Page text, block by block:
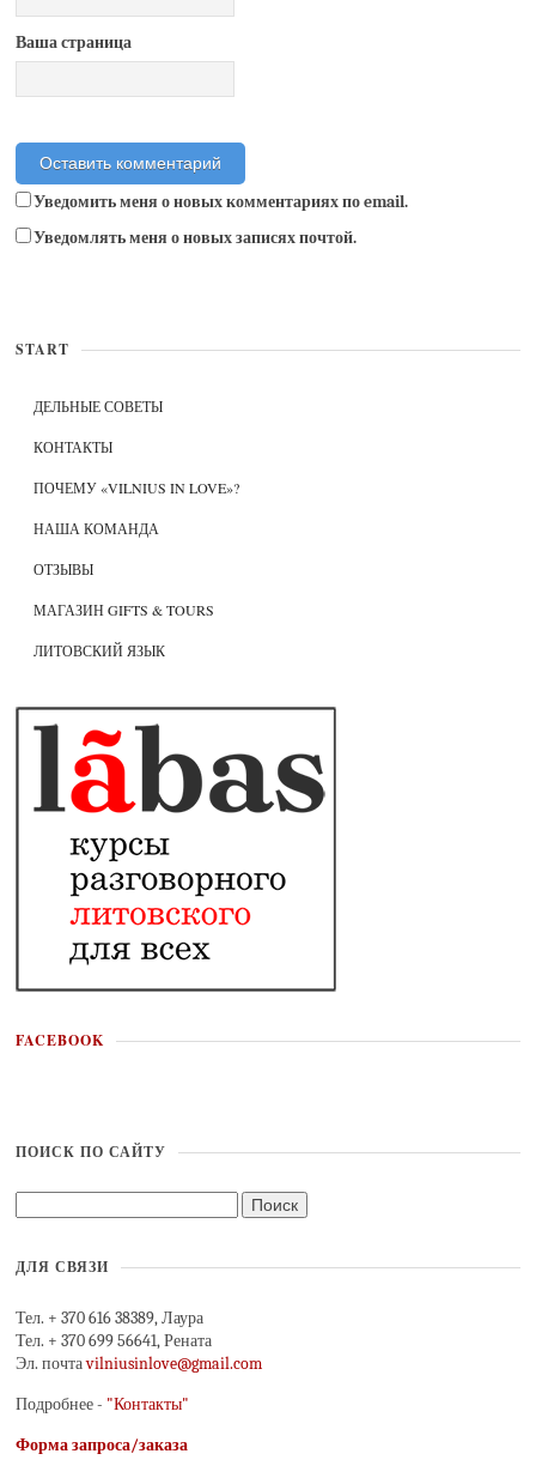
Ваша страница
Уведомить меня о новых комментариях по email.
Уведомлять меня о новых записях почтой.
START
ДЕЛЬНЫЕ СОВЕТЫ
КОНТАКТЫ
ПОЧЕМУ «VILNIUS IN LOVE»?
НАША КОМАНДА
ОТЗЫВЫ
МАГАЗИН GIFTS & TOURS
ЛИТОВСКИЙ ЯЗЫК
FACEBOOK
ПОИСК ПО САЙТУ
ДЛЯ СВЯЗИ
Тел. + 370 616 38389, Лаура
Тел. + 370 699 56641, Рената
Эл. почтаvilniusinlove@gmail.com
Подробнее - "Контакты"
Форма запроса/заказа